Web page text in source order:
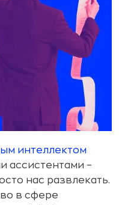
интеллектом
ассистентами –
нас развлекать.
в сфере